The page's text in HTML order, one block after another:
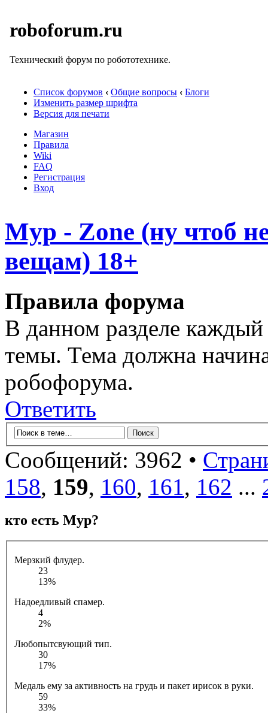
roboforum.ru
Технический форум по робототехнике.
Список форумов ‹ Общие вопросы ‹ Блоги
Изменить размер шрифта
Версия для печати
Магазин
Правила
Wiki
FAQ
Регистрация
Вход
Myp - Zone (ну чтоб
вещам) 18+
Правила форума
В данном разделе
темы. Тема должна
робофорума.
Ответить
Сообщений: 3962 •
158, 159, 160, 161, 162 ...
кто есть Мур?
Мерзкий флудер.
23
13%
Надоедливый спамер.
4
2%
Любопытсвующий тип.
30
17%
Медаль ему за активность на грудь и пакет ирисок в руки.
59
33%